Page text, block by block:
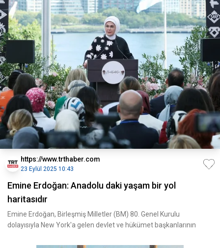
https://www.trthaber.com
23 Eylül 2025 10:43
Emine Erdoğan: Anadolu daki yaşam bir yol
haritasıdır
Emine Erdoğan, Birleşmiş Milletler (BM) 80. Genel Kurulu
dolayısıyla New York'a gelen devlet ve hükümet başkanlarının